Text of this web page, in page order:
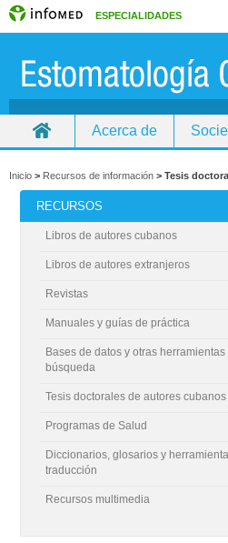
ESPECIALIDADES
Acerca de
Inicio > Recursos de información > Tesis
RECURSOS
Libros de autores cubanos
Libros de autores extranjeros
Revistas
Manuales y guías de práctica
Bases de datos y otras herramientas
búsqueda
Tesis doctorales de autores cubanos
Programas de Salud
Diccionarios, glosarios y
traducción
Recursos multimedia